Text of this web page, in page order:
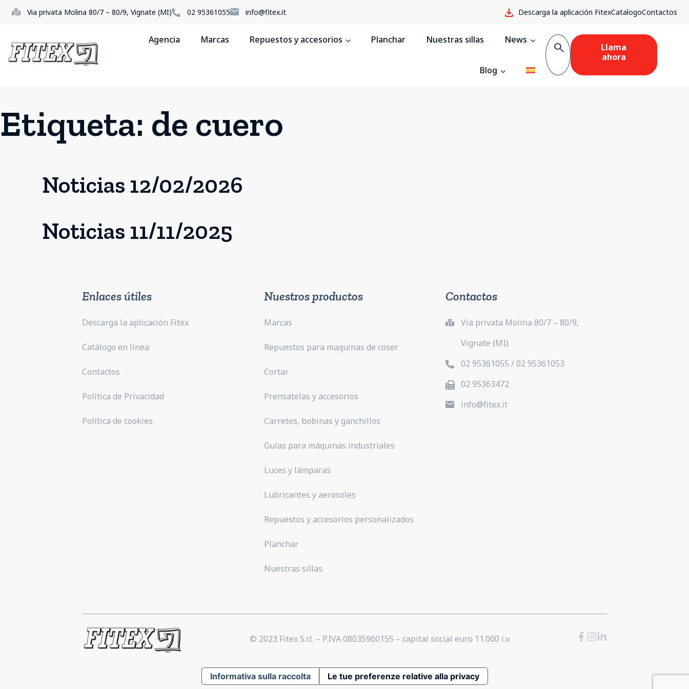
Via privata Molina 80/7 – 80/9, Vignate (MI) 02 95361055 info@fitex.it download Descarga la aplicación FitexCatalogoContactos
Agencia Marcas Repuestos y accesorios Planchar Nuestras sillas News
Blog
search
Llama
ahora
Etiqueta: de cuero
Noticias 12/02/2026
Noticias 11/11/2025
Enlaces útiles
Descarga la aplicación Fitex
Catálogo en línea
Contactos
Política de Privacidad
Política de cookies
Nuestros productos
Marcas
Repuestos para maquinas de coser
Cortar
Prensatelas y accesorios
Carretes, bobinas y ganchillos
Guías para máquinas industriales
Luces y lámparas
Lubricantes y aerosoles
Repuestos y accesorios personalizados
Planchar
Nuestras sillas
Contactos
Via privata Molina 80/7 – 80/9,
Vignate (MI)
02 95361055 / 02 95361053
02 95363472
info@fitex.it
© 2023 Fitex S.r.l. – P.IVA 08035960155 – capital social euro 11.000 i.v.
Informativa sulla raccolta Le tue preferenze relative alla privacy